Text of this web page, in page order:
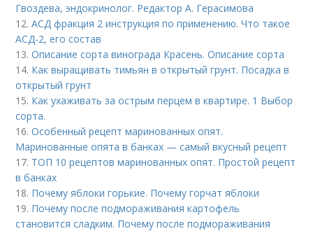
Гвоздева, эндокринолог. Редактор А. Герасимова
12.АСД фракция 2 инструкция по применению. Что такое
АСД-2, его состав
13.Описание сорта винограда Красень. Описание сорта
14. Как выращивать тимьян в открытый грунт. Посадка в
открытый грунт
15. Как ухаживать за острым перцем в квартире. 1 Выбор
сорта.
16.Особенный рецепт маринованных опят.
Маринованные опята в банках — самый вкусный рецепт
17. ТОП 10 рецептов маринованных опят. Простой рецепт
в банках
18. Почему яблоки горькие. Почему горчат яблоки
19. Почему после подмораживания картофель
становится сладким. Почему после подмораживания